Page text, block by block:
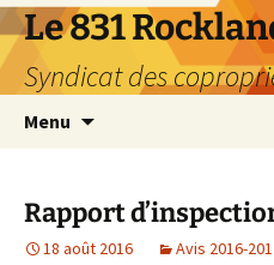
Aller
au
contenu
Le 831
Syndicat des
Menu
Rapport
18 août 2016 Avis 2016-